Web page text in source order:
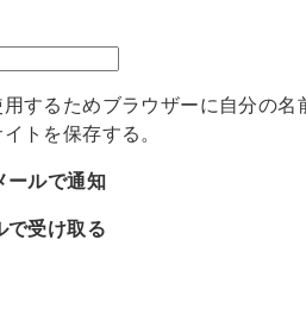
するためブラウザーに自分の名
トを保存する。
ールで通知
で受け取る